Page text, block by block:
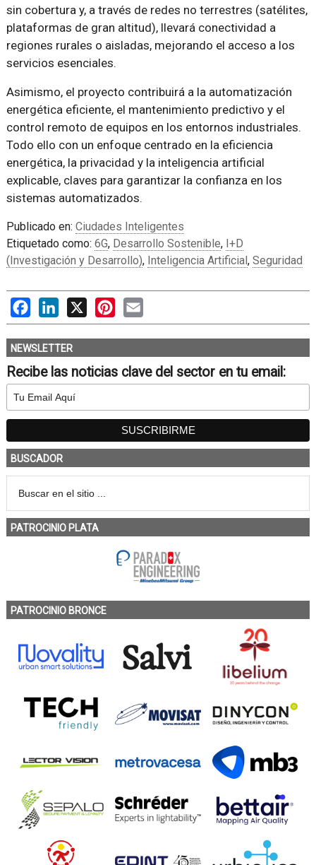
sin cobertura y, a través de redes no terrestres (satélites,
plataformas de gran altitud), llevará conectividad a
regiones rurales o aisladas, mejorando el acceso a los
servicios esenciales.
Asimismo, el proyecto contribuirá a la automatización
energética eficiente, el mantenimiento predictivo y el
control remoto de equipos en los entornos industriales.
Todo ello con un enfoque centrado en la eficiencia
energética, la privacidad y la inteligencia artificial
explicable, claves para garantizar la confianza en los
sistemas automatizados.
Publicado en: Ciudades Inteligentes
Etiquetado como: 6G, Desarrollo Sostenible, I+D
(Investigación y Desarrollo), Inteligencia Artificial , Seguridad
FacebookLinkedIn Pinterest
NEWSLETTER
Recibe las noticias clave del sector en tu email:
BUSCADOR
PATROCINIO PLATA
PATROCINIO BRONCE